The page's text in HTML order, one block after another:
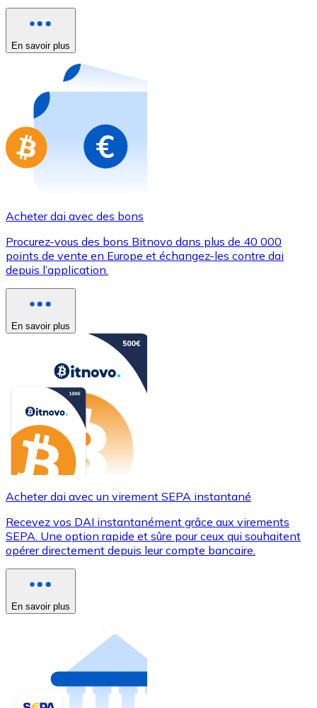
Acheter avec carte
Nouveau
Achetez des cartes-cadeaux de vos marques
Aller à la boutique de cartes-cadeaux
En savoir plus
Acheter dai avec des bons
Procurez-vous des bons Bitnovo dans plus de 40 000
points de vente en Europe et échangez-les contre dai
depuis l’application.
En savoir plus
Acheter dai avec un virement SEPA instantané
Recevez vos DAI instantanément grâce aux virements
SEPA. Une option rapide et sûre pour ceux qui souhaitent
opérer directement depuis leur compte bancaire.
En savoir plus